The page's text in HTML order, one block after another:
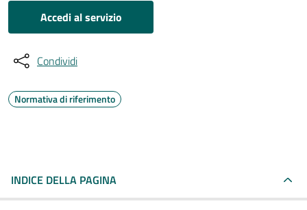
Accedi al servizio
Condividi
Normativa di riferimento
INDICE DELLA PAGINA